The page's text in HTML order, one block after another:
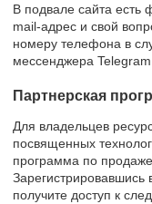
В подвале сайта есть
mail-адрес и свой
номеру телефона в
мессенджера Telegram.
Партнерская
Для владельцев
посвященных
программа по
Зарегистрировавшись
получите доступ к